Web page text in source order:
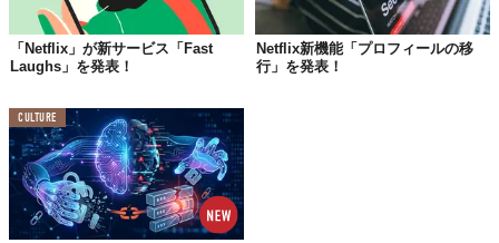
「Netflix」が新サービス「Fast
Laughs」を発表！
Netflix新機能「プロフィールの移
行」を発表！
CULTURE